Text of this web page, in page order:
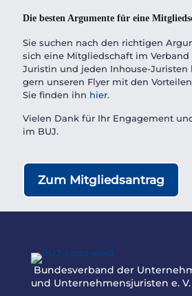
Die besten Argumente für eine
Sie suchen nach den richtigen
sich eine Mitgliedschaft im
Juristin und jeden Inhouse-Juristen
gern unseren Flyer mit den
Sie finden ihn hier.
Vielen Dank für Ihr Engagement
im BUJ.
Zum Mitgliedsantrag
Bundesverband der
und Unternehmensjuristen e. V.